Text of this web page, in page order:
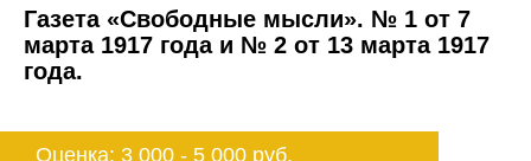
Газета «Свободные мысли». № 1 от 7
марта 1917 года и № 2 от 13 марта 1917
года.
Оценка: 3 000 - 5 000 руб.